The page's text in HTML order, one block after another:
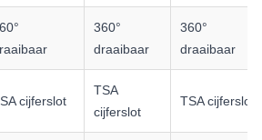
360°
draaibaar
360°
draaibaar
cijferslot
TSA
cijferslot
TSA cijferslot